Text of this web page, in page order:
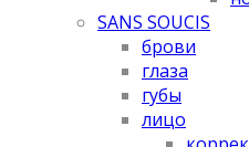
SANS SOUCIS
брови
глаза
губы
лицо